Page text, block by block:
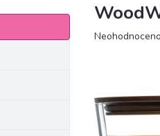
Průměrné
z
5
hvězdiček.
Neohodnoceno